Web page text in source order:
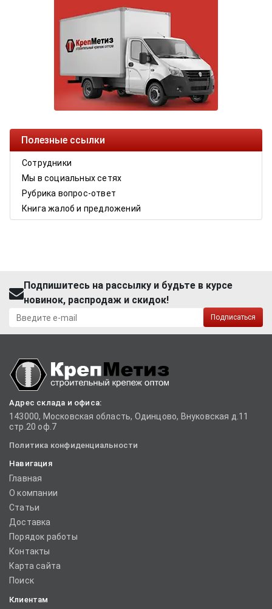
Полезные ссылки
Сотрудники
Мы в социальных сетях
Рубрика вопрос-ответ
Книга жалоб и предложений
Подпишитесь на рассылку и будьте в курсе
новинок, распродаж и скидок!
Подписаться
Адрес склада и офиса:
143000, Московская область, Одинцово, Внуковская д.11
стр.20 оф.7
Политика конфиденциальности
Навигация
Главная
О компании
Статьи
Доставка
Порядок работы
Контакты
Карта сайта
Поиск
Клиентам